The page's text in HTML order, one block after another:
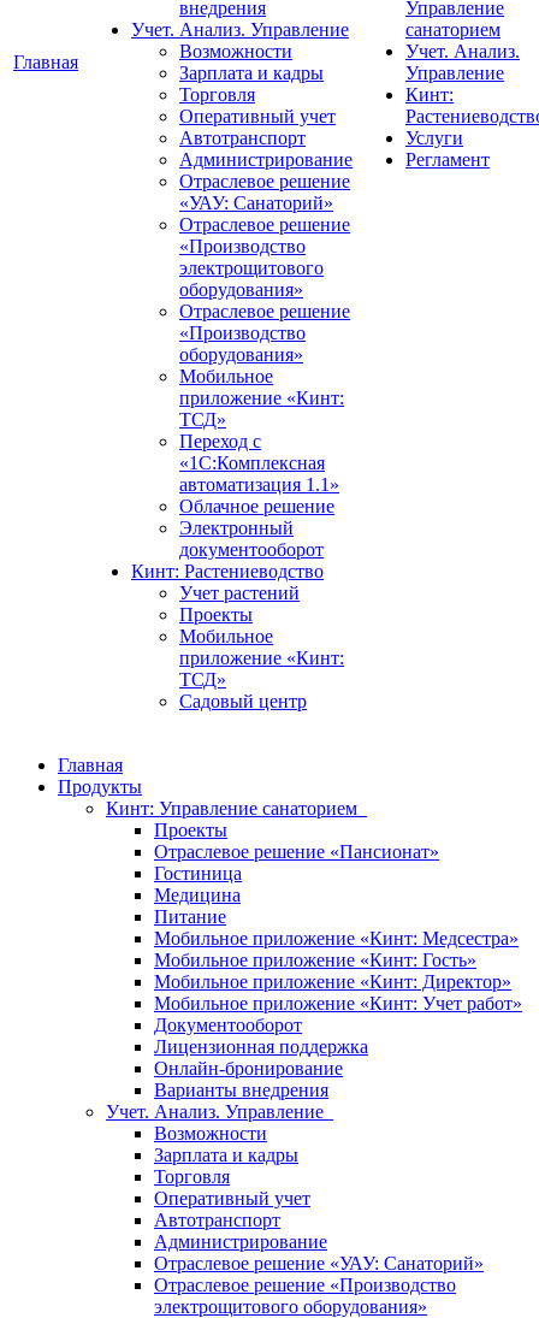
Главная
внедрения
Учет. Анализ. Управление
Возможности
Зарплата и кадры
Торговля
Оперативный учет
Автотранспорт
Администрирование
Отраслевое решение
«УАУ: Санаторий»
Отраслевое решение
«Производство
электрощитового
оборудования»
Отраслевое решение
«Производство
оборудования»
Мобильное
приложение «Кинт:
ТСД»
Переход с
«1С:Комплексная
автоматизация 1.1»
Облачное решение
Электронный
документооборот
Кинт: Растениеводство
Учет растений
Проекты
Мобильное
приложение «Кинт:
ТСД»
Садовый центр
Управление
санаторием
Учет. Анализ.
Управление
Кинт:
Услуги
Регламент
Главная
Продукты
Кинт: Управление санаторием
Проекты
Отраслевое решение «Пансионат»
Гостиница
Медицина
Питание
Мобильное приложение «Кинт: Медсестра»
Мобильное приложение «Кинт: Гость»
Мобильное приложение «Кинт: Директор»
Мобильное приложение «Кинт: Учет работ»
Документооборот
Лицензионная поддержка
Онлайн-бронирование
Варианты внедрения
Учет. Анализ. Управление
Возможности
Зарплата и кадры
Торговля
Оперативный учет
Автотранспорт
Администрирование
Отраслевое решение «УАУ: Санаторий»
Отраслевое решение «Производство
электрощитового оборудования»